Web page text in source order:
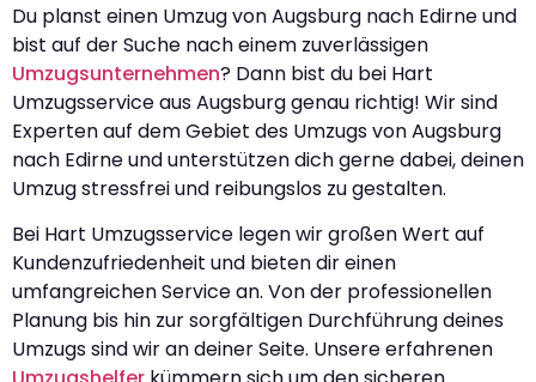
Du planst einen Umzug von Augsburg nach Edirne und
bist auf der Suche nach einem zuverlässigen
Umzugsunternehmen? Dann bist du bei Hart
Umzugsservice aus Augsburg genau richtig! Wir sind
Experten auf dem Gebiet des Umzugs von Augsburg
nach Edirne und unterstützen dich gerne dabei, deinen
Umzug stressfrei und reibungslos zu gestalten.
Bei Hart Umzugsservice legen wir großen Wert auf
Kundenzufriedenheit und bieten dir einen
umfangreichen Service an. Von der professionellen
Planung bis hin zur sorgfältigen Durchführung deines
Umzugs sind wir an deiner Seite. Unsere erfahrenen